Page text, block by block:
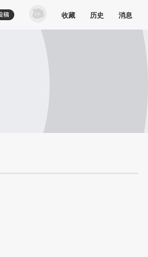
收藏 历史 消息